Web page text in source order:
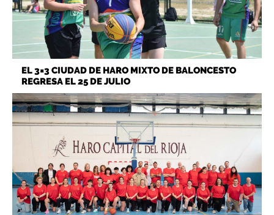
EL 3×3 CIUDAD DE HARO MIXTO DE BALONCESTO
REGRESA EL 25 DE JULIO